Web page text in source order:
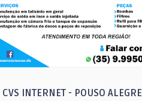
CVS INTERNET - POUSO ALEGRE